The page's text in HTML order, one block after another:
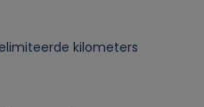
kilometers